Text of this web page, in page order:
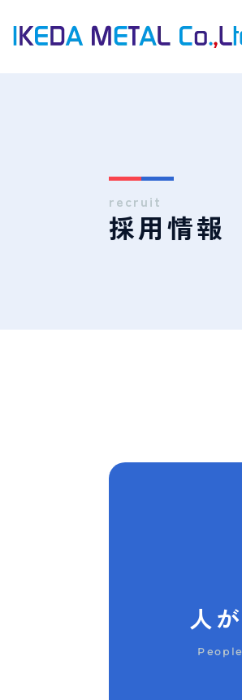
recruit
採用情報
人